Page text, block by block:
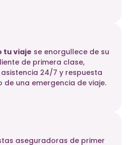
tu viaje se enorgullece de su
de primera clase,
24/7 y respuesta
de una emergencia de viaje.
aseguradoras de primer